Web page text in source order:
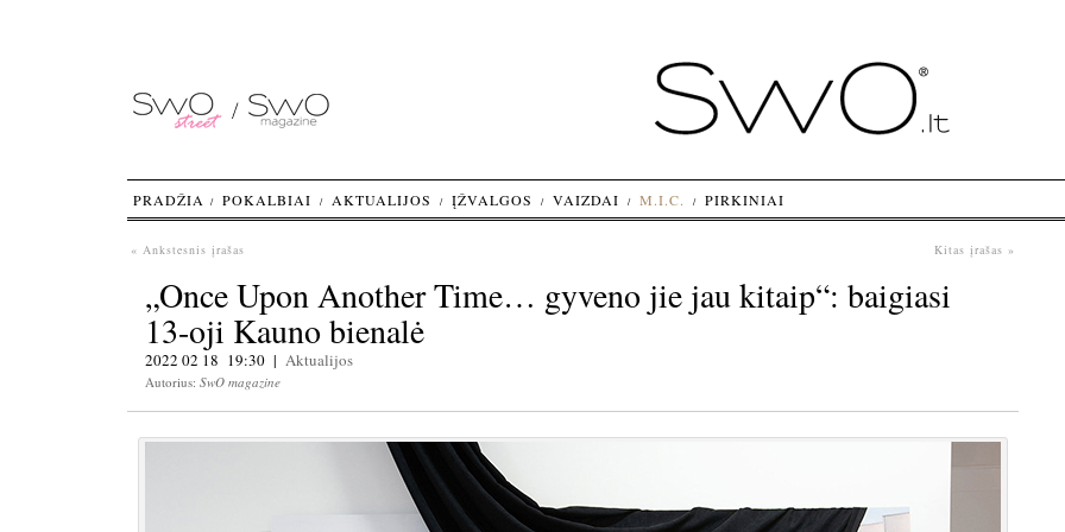
« Ankstesnis įrašas Kitas įrašas »
„Once Upon Another Time… gyveno jie jau kitaip“: baigiasi
13-oji Kauno bienalė
2022 02 18 19:30 | Aktualijos
Autorius: SwO magazine
PRADŽIA POKALBIAI AKTUALIJOS ĮŽVALGOS VAIZDAI M.I.C. PIRKINIAI